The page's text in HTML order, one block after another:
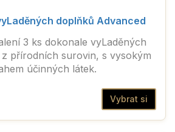
doplňků Advanced
3 ks dokonale vyLaděných
přírodních surovin, s vysokým
účinných látek.
Vybrat si